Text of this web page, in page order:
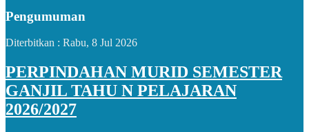
Pengumuman
Diterbitkan : Rabu, 8 Jul 2026
PERPINDAHAN MURID SEMESTER
GANJIL TAHU N PELAJARAN
2026/2027